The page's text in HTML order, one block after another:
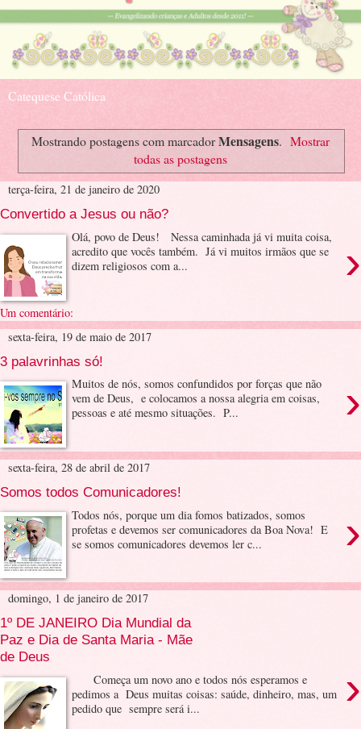
Catequese Católica
Mostrando postagens com marcadorMensagens. Mostrar
todas as postagens
terça-feira, 21 de janeiro de 2020
Convertido a Jesus ou não?
›
Olá, povo de Deus! Nessa caminhada já vi muita coisa,
acredito que vocês também. Já vi muitos irmãos que se
dizem religiosos com a...
Um comentário:
sexta-feira, 19 de maio de 2017
3 palavrinhas só!
›
Muitos de nós, somos confundidos por forças que não
vem de Deus, e colocamos a nossa alegria em coisas,
pessoas e até mesmo situações. P...
sexta-feira, 28 de abril de 2017
Somos todos Comunicadores!
›
Todos nós, porque um dia fomos batizados, somos
profetas e devemos ser comunicadores da Boa Nova! E
se somos comunicadores devemos ler c...
domingo, 1 de janeiro de 2017
1º DE JANEIRO Dia Mundial da
Paz e Dia de Santa Maria - Mãe
de Deus
›
Começa um novo ano e todos nós esperamos e
pedimos a Deus muitas coisas: saúde, dinheiro, mas, um
pedido que sempre será i...